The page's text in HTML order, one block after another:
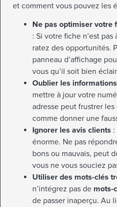
et comment vous pouvez les
Ne pas optimiser votre
: Si votre fiche n’est
ratez des opportunités.
panneau d’affichage
vous qu’il soit bien
Oublier les
mettre à jour votre
adresse peut frustrer
comme donner une
Ignorer les avis clients
énorme. Ne pas
bons ou mauvais, peut
vous ne vous souciez
Utiliser des mots-clés
n’intégrez pas de mots-
de passer inaperçu. Au